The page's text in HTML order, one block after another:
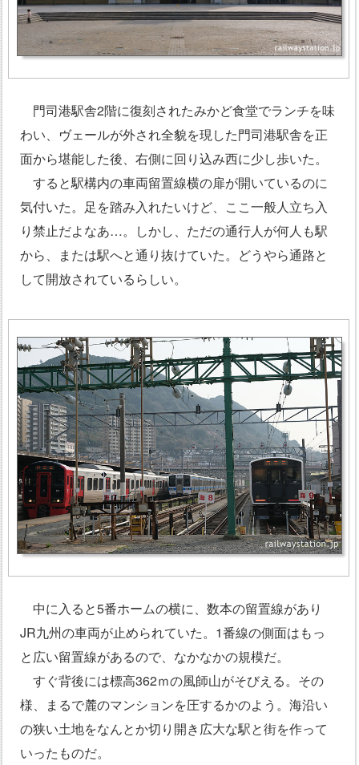
門司港駅舎2階に復刻されたみかど食堂でランチを味
わい、ヴェールが外され全貌を現した門司港駅舎を正
面から堪能した後、右側に回り込み西に少し歩いた。
すると駅構内の車両留置線横の扉が開いているのに
気付いた。足を踏み入れたいけど、ここ一般人立ち入
り禁止だよなあ…。しかし、ただの通行人が何人も駅
から、または駅へと通り抜けていた。どうやら通路と
して開放されているらしい。
中に入ると5番ホームの横に、数本の留置線があり
JR九州の車両が止められていた。1番線の側面はもっ
と広い留置線があるので、なかなかの規模だ。
すぐ背後には標高362ｍの風師山がそびえる。その
様、まるで麓のマンションを圧するかのよう。海沿い
の狭い土地をなんとか切り開き広大な駅と街を作って
いったものだ。